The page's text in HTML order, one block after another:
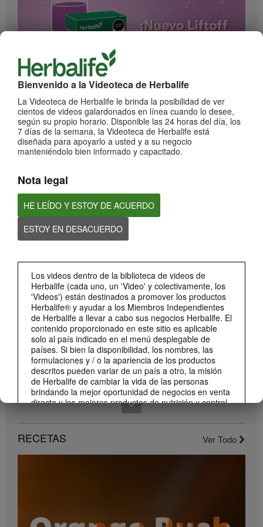
Bienvenido a la Videoteca de Herbalife
La Videoteca de Herbalife le brinda la posibilidad de ver
cientos de videos galardonados en línea cuando lo desee,
según su propio horario. Disponible las 24 horas del día, los
7 días de la semana, la Videoteca de Herbalife está
diseñada para apoyarlo a usted y a su negocio
manteniéndolo bien informado y capacitado.
Nota legal
HE LEÍDO Y ESTOY DE ACUERDO
ESTOY EN DESACUERDO
Los videos dentro de la biblioteca de videos de
Herbalife (cada uno, un 'Video' y colectivamente, los
'Videos') están destinados a promover los productos
Herbalife® y ayudar a los Miembros Independientes
de Herbalife a llevar a cabo sus negocios Herbalife. El
contenido proporcionado en este sitio es aplicable
solo al país indicado en el menú desplegable de
países. Si bien la disponibilidad, los nombres, las
formulaciones y / o la apariencia de los productos
descritos pueden variar de un país a otro, la misión
de Herbalife de cambiar la vida de las personas
brindando la mejor oportunidad de negocios en venta
directa y los mejores productos de nutrición y control
de peso son aplicable en todas partes.
experiencias de ganancias de varios Miembros
Región en la que realiza su negocio, consulte
¡Impulsa cada momento! Nuevo Liftoff sabor Moras
Conoce el nuevo sabor mora de esta bebida efervescente que le dará impulso a
cada momento
¡Dale un impulso a tu día con los nuevos sabores de Liftoff!
Conoce los nuevos sabores de Liftoff: naranja y frutas tropicales.
Compártelo con todos tus clientes y conocidos.
RECETAS Ver Todo